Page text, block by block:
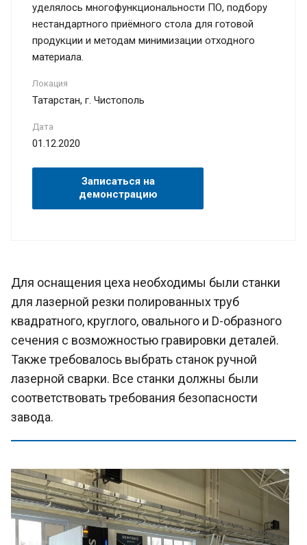
уделялось многофункциональности ПО, подбору
нестандартного приёмного стола для готовой
продукции и методам минимизации отходного
материала.
Локация
Татарстан, г. Чистополь
Дата
01.12.2020
Записаться на
демонстрацию
Для оснащения цеха необходимы были станки
для лазерной резки полированных труб
квадратного, круглого, овального и D-образного
сечения с возможностью гравировки деталей.
Также требовалось выбрать станок ручной
лазерной сварки. Все станки должны были
соответствовать требования безопасности
завода.